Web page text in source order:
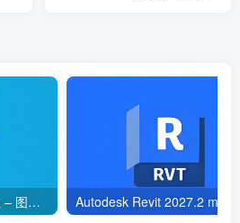
LeafView v4.3.5 绿色版 – 图片浏览器